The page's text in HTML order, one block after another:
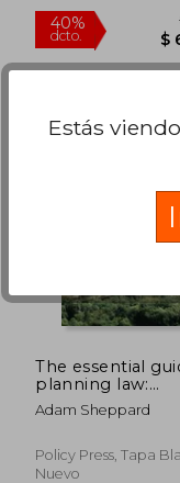
The essential
planning law:
Decision-making
practice in the UK
Adam Sheppard
Policy Press, Tapa
Nuevo
Estás viendo